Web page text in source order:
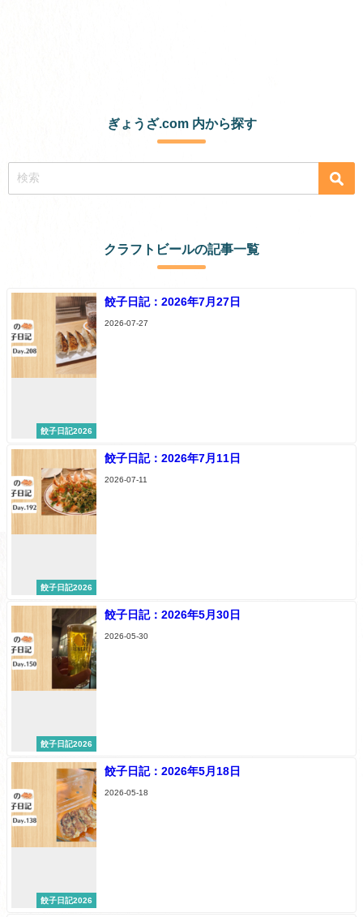
ぎょうざ.com 内から探す
クラフトビールの記事一覧
餃子日記2026
餃子日記：2026年7月27日
2026-07-27
餃子日記2026
餃子日記：2026年7月11日
2026-07-11
餃子日記2026
餃子日記：2026年5月30日
2026-05-30
餃子日記2026
餃子日記：2026年5月18日
2026-05-18